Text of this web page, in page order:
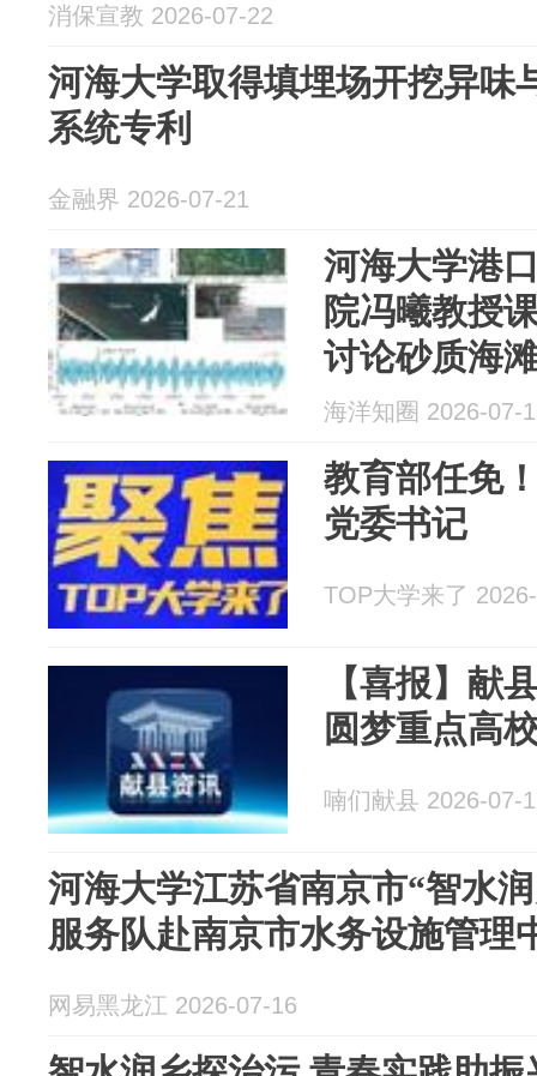
消保宣教 2026-07-22
河海大学取得填埋场开挖异味
系统专利
金融界 2026-07-21
河海大学港
院冯曦教授
讨论砂质海
波-沙坝相互
面取得新进
海洋知圈 2026-07-
教育部任免
党委书记
TOP大学来了
【喜报】献
圆梦重点高
喃们献县 2026-07-
河海大学江苏省南京市“智水
服务队赴南京市水务设施管理
网易黑龙江 2026-07-16